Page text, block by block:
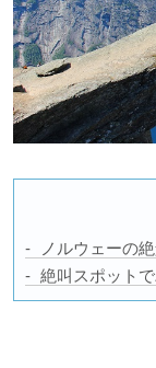
ノルウェーの
絶叫スポット